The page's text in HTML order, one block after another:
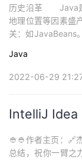
历史沿革 Java是
地理位置等因素盛
关：如JavaBeans
990年12月开始研
诺顿的工程师因为
Java
2022-06-29
IntelliJ Idea
👲👲作者主页：🔗
总结，祝你一臂之